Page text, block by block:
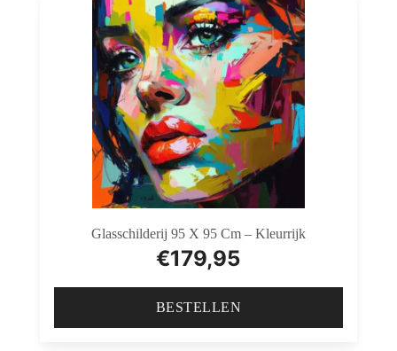
Glasschilderij 95 X 95 Cm – Kleurrijk
€179,95
BESTELLEN